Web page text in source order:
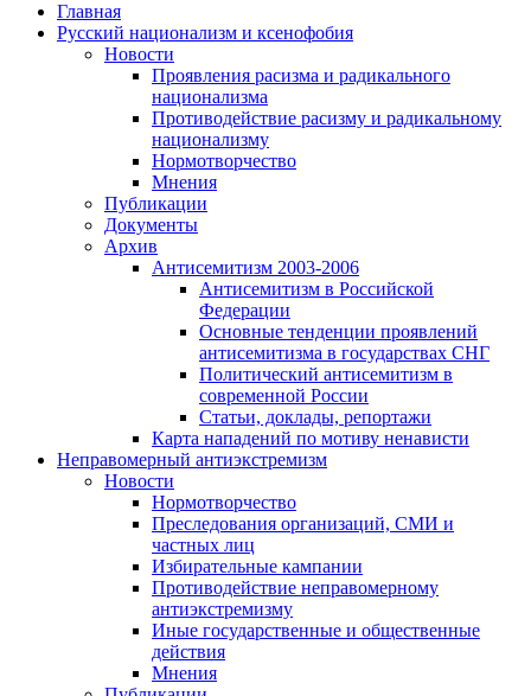
Главная
Русский национализм и ксенофобия
Новости
Проявления расизма и радикального
национализма
Противодействие расизму и радикальному
национализму
Нормотворчество
Мнения
Публикации
Документы
Архив
Антисемитизм 2003-2006
Антисемитизм в Российской
Федерации
Основные тенденции проявлений
антисемитизма в государствах СНГ
Политический антисемитизм в
современной России
Статьи, доклады, репортажи
Карта нападений по мотиву ненависти
Неправомерный антиэкстремизм
Новости
Нормотворчество
Преследования организаций, СМИ и
частных лиц
Избирательные кампании
Противодействие неправомерному
антиэкстремизму
Иные государственные и общественные
действия
Мнения